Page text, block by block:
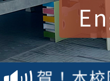
賀！本
賽 洪綺
賀！本